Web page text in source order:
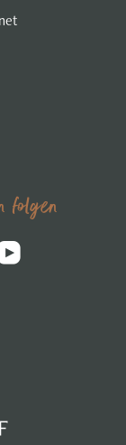
folgen